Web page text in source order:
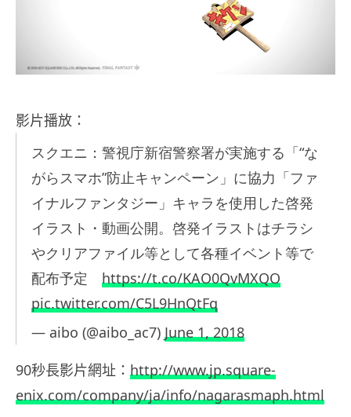
影片播放：
スクエニ：警視庁新宿警察署が実施する「“な
がらスマホ”防止キャンペーン」に協力「ファ
イナルファンタジー」キャラを使用した啓発
イラスト・動画公開。啓発イラストはチラシ
やクリアファイル等として各種イベント等で
配布予定 https://t.co/KAO0QvMXQO
pic.twitter.com/C5L9HnQtFq
— aibo (@aibo_ac7) June 1, 2018
90秒長影片網址： http://www.jp.square-
enix.com/company/ja/info/nagarasmaph.html